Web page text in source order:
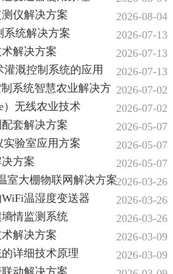
2026-08-04
仪解决方案
2026-07-13
系统解决方案
2026-07-13
解决方案
2026-07-13
灌溉控制系统的应用
2026-07-02
系统智慧农业解决方
2026-07-02
）无线农业技术
2026-05-07
套解决方案
2026-05-07
验室应用方案
2026-05-07
方案
2026-03-26
室大棚物联网解决方案
2026-03-26
温湿度变送器
2026-03-26
情监测系统‌
2026-03-09
解决方案
2026-03-09
详细技术原理